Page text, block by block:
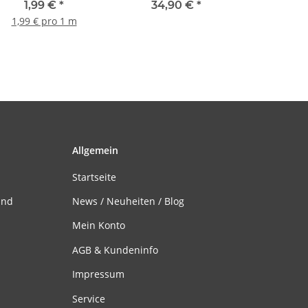
PVC - 100cm
1,99 € *
1,99 € pro 1 m
BEC und Servostecker
34,90 € *
Allgemein
Startseite
News / Neuheiten / Blog
Mein Konto
AGB & Kundeninfo
Impressum
Service